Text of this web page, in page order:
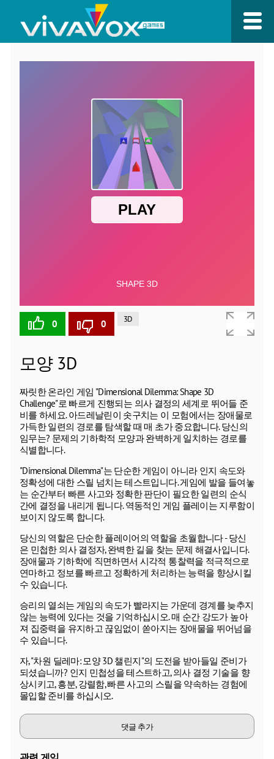
0 0 3D
모양 3D
짜릿한 온라인 게임 "Dimensional Dilemma: Shape 3D
Challenge"로 빠르게 진행되는 의사 결정의 세계로 뛰어들 준
비를 하세요. 아드레날린이 솟구치는 이 모험에서는 장애물로
가득한 일련의 경로를 탐색할 때 매 초가 중요합니다. 당신의
임무는? 문제의 기하학적 모양과 완벽하게 일치하는 경로를
식별합니다.
"Dimensional Dilemma"는 단순한 게임이 아니라 인지 속도와
정확성에 대한 스릴 넘치는 테스트입니다. 게임에 발을 들여놓
는 순간부터 빠른 사고와 정확한 판단이 필요한 일련의 순식
간에 결정을 내리게 됩니다. 역동적인 게임 플레이는 지루함이
보이지 않도록 합니다.
당신의 역할은 단순한 플레이어의 역할을 초월합니다 - 당신
은 민첩한 의사 결정자, 완벽한 길을 찾는 문제 해결사입니다.
장애물과 기하학에 직면하면서 시각적 통찰력을 적극적으로
연마하고 정보를 빠르고 정확하게 처리하는 능력을 향상시킬
수 있습니다.
승리의 열쇠는 게임의 속도가 빨라지는 가운데 경계를 늦추지
않는 능력에 있다는 것을 기억하십시오. 매 순간 강도가 높아
져 집중력을 유지하고 끊임없이 쏟아지는 장애물을 뛰어넘을
수 있습니다.
자, "차원 딜레마: 모양 3D 챌린지"의 도전을 받아들일 준비가
되셨습니까? 인지 민첩성을 테스트하고, 의사 결정 기술을 향
상시키고, 흥분, 강렬함, 빠른 사고의 스릴을 약속하는 경험에
몰입할 준비를 하십시오.
댓글 추가